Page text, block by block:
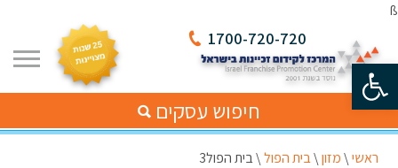
פתח סרגל נגישות
ß
1700-720-720
חיפוש עסקים
ראשי\מזון\בית הפול\בית הפול3